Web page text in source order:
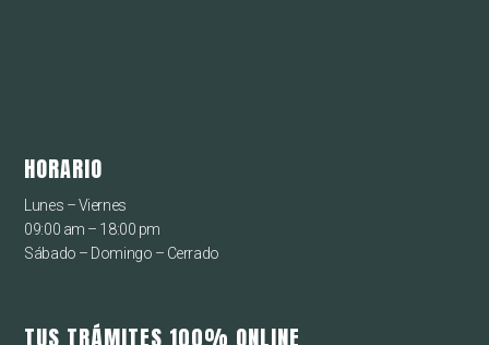
HORARIO
Lunes – Viernes
09:00 am – 18:00 pm
Sábado – Domingo – Cerrado